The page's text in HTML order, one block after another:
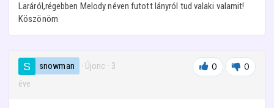
Laráról,régebben Melody néven futott lányról tud valaki valamit!
Köszönöm
snowman · Újonc · 3
éve
0 0